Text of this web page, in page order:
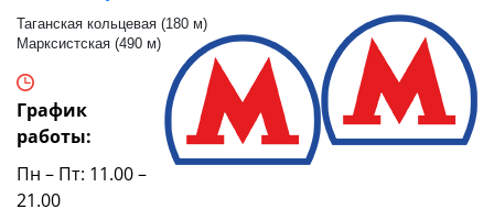
Таганская кольцевая (180 м)
Марксистская (490 м)
График
работы:
Пн – Пт: 11.00 –
21.00